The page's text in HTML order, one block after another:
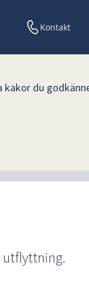
kakor du
Kontakt
utflyttning.